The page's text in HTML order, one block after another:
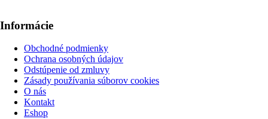
Informácie
Obchodné podmienky
Ochrana osobných údajov
Odstúpenie od zmluvy
Zásady používania súborov cookies
O nás
Kontakt
Eshop